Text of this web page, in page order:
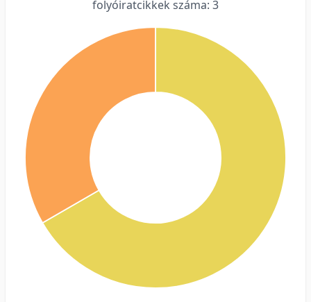
folyóiratcikkek száma: 3